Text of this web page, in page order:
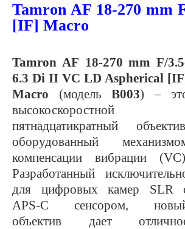
Tamron AF 18-270 mm
[IF] Macro
Tamron AF 18-270mm F/
6.3 Di II VC LD Aspherical [IF
Macro (модель B003) –
высокоскоростной
пятнадцатикратный
оборудованный
компенсации вибрации
Разработанный
для цифровых камер SLR
APS-C сенсором,
объектив дает